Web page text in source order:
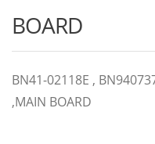
BOARD
BN41-02118E ,
,MAIN BOARD